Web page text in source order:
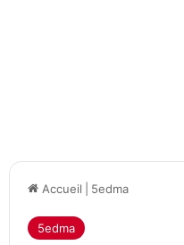
Accueil 5edma
5edma